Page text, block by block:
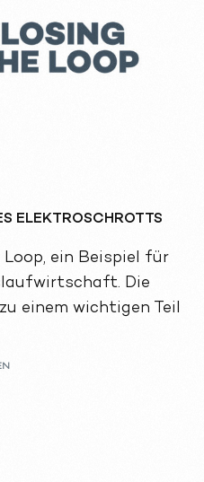
ELEKTROSCHROTTS
ein Beispiel für
Die
einem wichtigen Teil